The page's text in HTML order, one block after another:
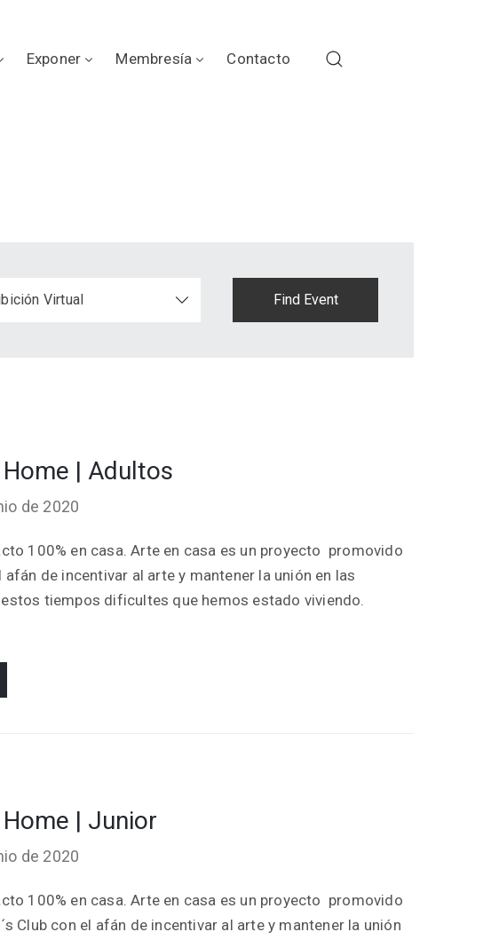
Exponer Membresía Contacto
Virtual
| Adultos
de 2020
100% en casa. Arte en casa es un proyecto promovido
afán de incentivar al arte y mantener la unión en las
tiempos dificultes que hemos estado viviendo.
| Junior
de 2020
100% en casa. Arte en casa es un proyecto promovido
Club con el afán de incentivar al arte y mantener la unión